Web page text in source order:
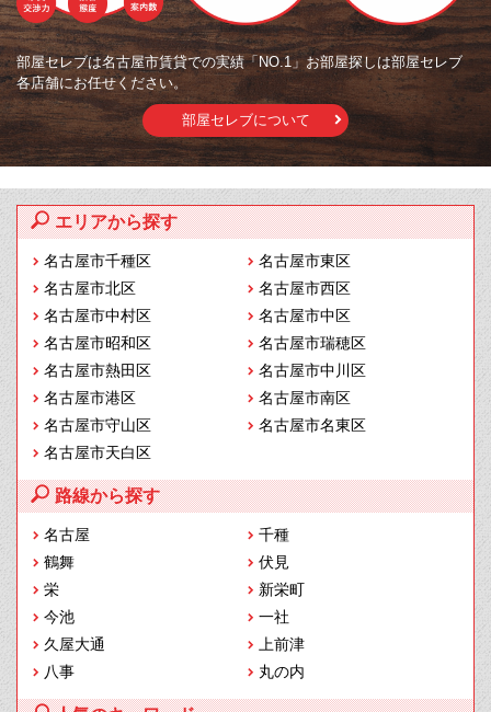
部屋セレブは名古屋市賃貸での実績「NO.1」お部屋探しは部屋セレブ
各店舗にお任せください。
部屋セレブについて
エリアから探す
名古屋市千種区
名古屋市東区
名古屋市北区
名古屋市西区
名古屋市中村区
名古屋市中区
名古屋市昭和区
名古屋市瑞穂区
名古屋市熱田区
名古屋市中川区
名古屋市港区
名古屋市南区
名古屋市守山区
名古屋市名東区
名古屋市天白区
路線から探す
名古屋
千種
鶴舞
伏見
栄
新栄町
今池
一社
久屋大通
上前津
八事
丸の内